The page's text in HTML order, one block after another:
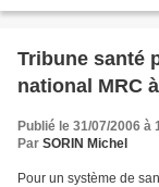
Tribune santé
national MRC
Publié le 31/07/2006 à
Par SORIN Michel
Pour un système de